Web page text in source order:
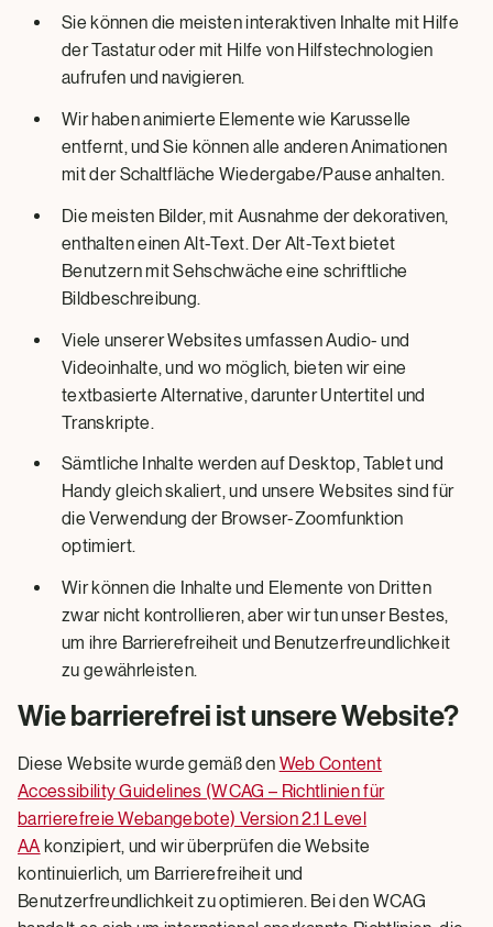
Sie können die meisten interaktiven Inhalte mit Hilfe
der Tastatur oder mit Hilfe von Hilfstechnologien
aufrufen und navigieren.
Wir haben animierte Elemente wie Karusselle
entfernt, und Sie können alle anderen Animationen
mit der Schaltfläche Wiedergabe/Pause anhalten.
Die meisten Bilder, mit Ausnahme der dekorativen,
enthalten einen Alt-Text. Der Alt-Text bietet
Benutzern mit Sehschwäche eine schriftliche
Bildbeschreibung.
Viele unserer Websites umfassen Audio- und
Videoinhalte, und wo möglich, bieten wir eine
textbasierte Alternative, darunter Untertitel und
Transkripte.
Sämtliche Inhalte werden auf Desktop, Tablet und
Handy gleich skaliert, und unsere Websites sind für
die Verwendung der Browser-Zoomfunktion
optimiert.
Wir können die Inhalte und Elemente von Dritten
zwar nicht kontrollieren, aber wir tun unser Bestes,
um ihre Barrierefreiheit und Benutzerfreundlichkeit
zu gewährleisten.
Wie barrierefrei ist unsere Website?
Diese Website wurde gemäß den Web Content
Accessibility Guidelines (WCAG – Richtlinien für
barrierefreie Webangebote) Version 2.1 Level
AA konzipiert, und wir überprüfen die Website
kontinuierlich, um Barrierefreiheit und
Benutzerfreundlichkeit zu optimieren. Bei den WCAG